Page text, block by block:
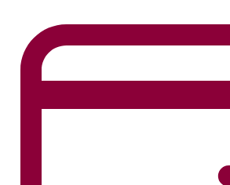
Мы отправляем заказы в регионы России
компании.
Доставка до терминала выбранной
до вашего города оплачиваются отдельно.